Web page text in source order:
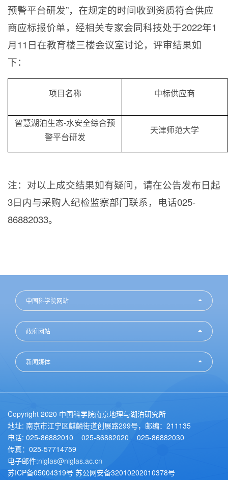
预警平台研发”，在规定的时间收到资质符合供应
商应标报价单，经相关专家会同科技处于2022年1
月11 日在教育楼三楼会议室讨论，评审结果如
下：
项目名称 中标供应商
智慧湖泊生态-水安全综合预
警平台研发
天津师范大学
注：对以上成交结果如有疑问，请在公告发布日起
3日内与采购人纪检监察部门联系，电话025-
86882033。
中国科学院网站
政府网站
新闻媒体
Copyright 2020 中国科学院南京地理与湖泊研究所
地址: 南京市江宁区麒麟街道创展路299号，邮编：211135
电话: 025-86882010 025-86882020 025-86882030
传真：025-57714759
电子邮件:niglas@niglas.ac.cn
苏ICP备05004319号 苏公网安备32010202010378号